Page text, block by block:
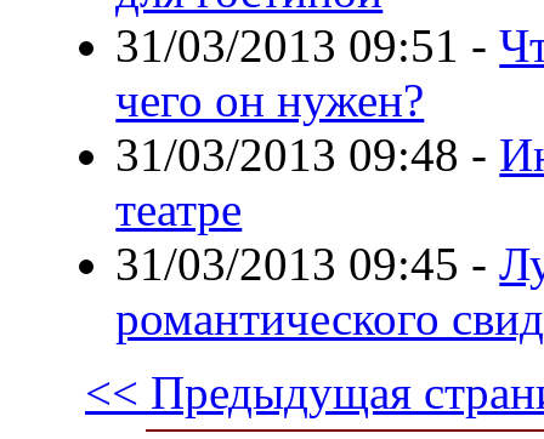
31/03/2013 09:51 -
чего он нужен?
31/03/2013 09:48 -
театре
31/03/2013 09:45 -
романтического
<< Предыдущая